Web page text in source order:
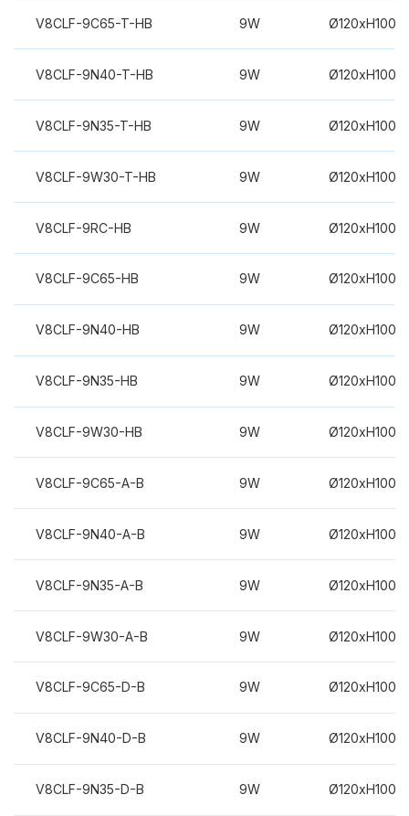
V8CLF-9C65-T-HB 9W
V8CLF-9N40-T-HB 9W
V8CLF-9N35-T-HB 9W
V8CLF-9W30-T-HB 9W
V8CLF-9RC-HB 9W
V8CLF-9C65-HB 9W
V8CLF-9N40-HB 9W
V8CLF-9N35-HB 9W
V8CLF-9W30-HB 9W
V8CLF-9C65-A-B 9W
V8CLF-9N40-A-B 9W
V8CLF-9N35-A-B 9W
V8CLF-9W30-A-B 9W
V8CLF-9C65-D-B 9W
V8CLF-9N40-D-B 9W
V8CLF-9N35-D-B 9W